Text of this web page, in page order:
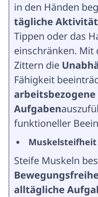
in den Händen
tägliche
Tippen oder das
einschränken. Mit
Zittern die
Fähigkeit
arbeitsbezogene
Aufgaben
funktioneller
Steife Muskeln
alltägliche